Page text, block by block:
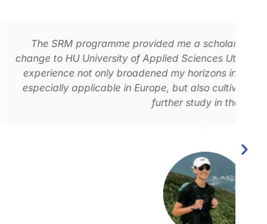
a scholarship to join a one-semester ex-
Utrecht, Netherlands. The exchange
in the field of sports management,
cultivated my determination to pursue